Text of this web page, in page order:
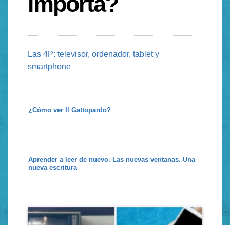
Las 4P: televisor, ordenador, tablet y
smartphone
¿Cómo ver Il Gattopardo?
Aprender a leer de nuevo. Las nuevas ventanas. Una
nueva escritura